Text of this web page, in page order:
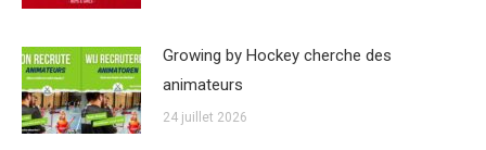
Growing by Hockey cherche des
animateurs
24 juillet 2026